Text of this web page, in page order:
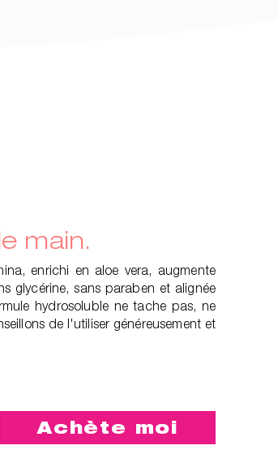
main.
enrichi en aloe vera, augmente
glycérine, sans paraben et alignée
hydrosoluble ne tache pas, ne
de l'utiliser généreusement et